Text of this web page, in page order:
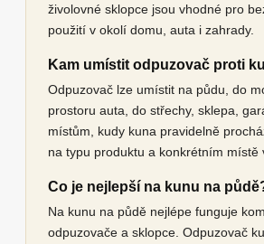
živolovné sklopce jsou vhodné pro
použití v okolí domu, auta i zahrady.
Kam umístit odpuzovač proti
Odpuzovač lze umístit na půdu, do
prostoru auta, do střechy, sklepa,
místům, kudy kuna pravidelně
na typu produktu a konkrétním místě
Co je nejlepší na kunu na
Na kunu na půdě nejlépe funguje
odpuzovače a sklopce. Odpuzovač